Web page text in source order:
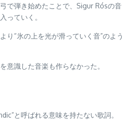
で弾き始めたことで、Sigur Rósの音
っていく。
り“氷の上を光が滑っていく音”のよう
意識した音楽も作らなかった。
と呼ばれる意味を持たない歌詞。